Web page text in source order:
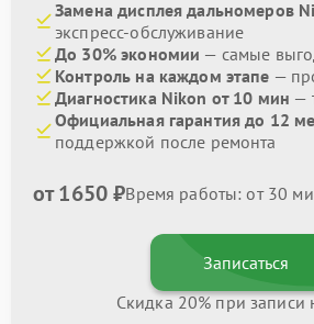
Замена дисплея дальномеров
экспресс-обслуживание
До 30% экономии — самые
Контроль на каждом этапе —
Диагностика Nikon от 10 мин —
Официальная гарантия до 12
поддержкой после ремонта
от 1650 ₽Время работы: от 30
Записаться
Скидка 20% при записи